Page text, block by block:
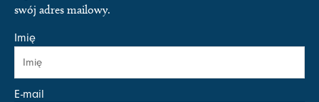
swój adres mailowy.
Imię
E-mail